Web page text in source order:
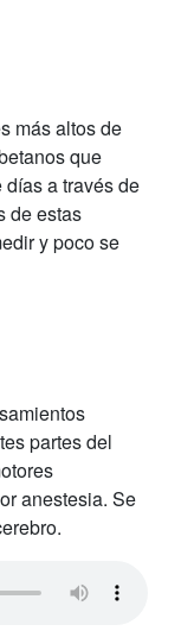
más altos de
que
a través de
de estas
y poco se
partes del
anestesia. Se